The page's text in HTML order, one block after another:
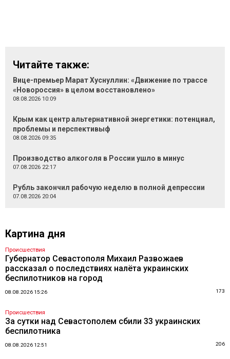
Читайте также:
Вице-премьер Марат Хуснуллин: «Движение по трассе
«Новороссия» в целом восстановлено»
08.08.2026 10:09
Крым как центр альтернативной энергетики: потенциал,
проблемы и перспективыф
08.08.2026 09:35
Производство алкоголя в России ушло в минус
07.08.2026 22:17
Рубль закончил рабочую неделю в полной депрессии
07.08.2026 20:04
Картина дня
Происшествия
Губернатор Севастополя Михаил Развожаев
рассказал о последствиях налёта украинских
беспилотников на город
08.08.2026 15:26 173
Происшествия
За сутки над Севастополем сбили 33 украинских
беспилотника
08.08.2026 12:51 206